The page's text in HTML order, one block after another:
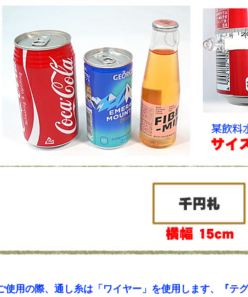
用の際、通し糸は「ワイヤー」を使用します、『テ